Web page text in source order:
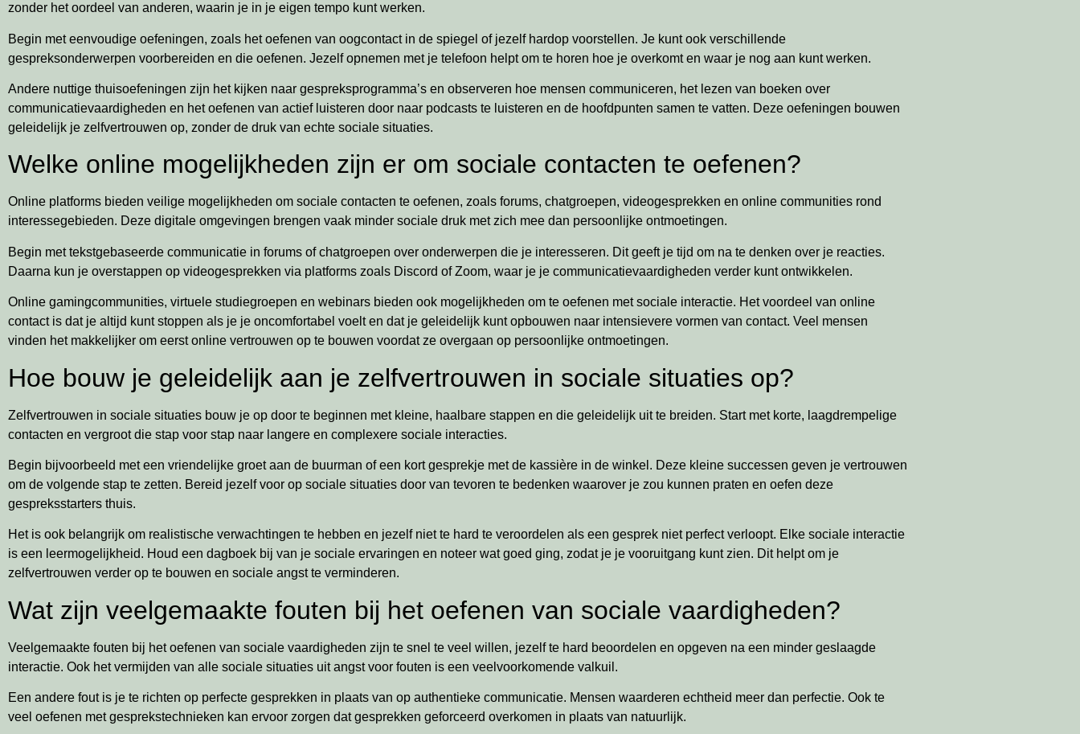
zonder het oordeel van anderen, waarin je in je eigen tempo kunt werken.
Begin met eenvoudige oefeningen, zoals het oefenen van oogcontact in de spiegel of jezelf hardop voorstellen. Je kunt ook verschillende
gespreksonderwerpen voorbereiden en die oefenen. Jezelf opnemen met je telefoon helpt om te horen hoe je overkomt en waar je nog aan kunt werken.
Andere nuttige thuisoefeningen zijn het kijken naar gespreksprogramma’s en observeren hoe mensen communiceren, het lezen van boeken over
communicatievaardigheden en het oefenen van actief luisteren door naar podcasts te luisteren en de hoofdpunten samen te vatten. Deze oefeningen bouwen
geleidelijk je zelfvertrouwen op, zonder de druk van echte sociale situaties.
Welke online mogelijkheden zijn er om sociale contacten te oefenen?
Online platforms bieden veilige mogelijkheden om sociale contacten te oefenen, zoals forums, chatgroepen, videogesprekken en online communities rond
interessegebieden. Deze digitale omgevingen brengen vaak minder sociale druk met zich mee dan persoonlijke ontmoetingen.
Begin met tekstgebaseerde communicatie in forums of chatgroepen over onderwerpen die je interesseren. Dit geeft je tijd om na te denken over je reacties.
Daarna kun je overstappen op videogesprekken via platforms zoals Discord of Zoom, waar je je communicatievaardigheden verder kunt ontwikkelen.
Online gamingcommunities, virtuele studiegroepen en webinars bieden ook mogelijkheden om te oefenen met sociale interactie. Het voordeel van online
contact is dat je altijd kunt stoppen als je je oncomfortabel voelt en dat je geleidelijk kunt opbouwen naar intensievere vormen van contact. Veel mensen
vinden het makkelijker om eerst online vertrouwen op te bouwen voordat ze overgaan op persoonlijke ontmoetingen.
Hoe bouw je geleidelijk aan je zelfvertrouwen in sociale situaties op?
Zelfvertrouwen in sociale situaties bouw je op door te beginnen met kleine, haalbare stappen en die geleidelijk uit te breiden. Start met korte, laagdrempelige
contacten en vergroot die stap voor stap naar langere en complexere sociale interacties.
Begin bijvoorbeeld met een vriendelijke groet aan de buurman of een kort gesprekje met de kassière in de winkel. Deze kleine successen geven je vertrouwen
om de volgende stap te zetten. Bereid jezelf voor op sociale situaties door van tevoren te bedenken waarover je zou kunnen praten en oefen deze
gespreksstarters thuis.
Het is ook belangrijk om realistische verwachtingen te hebben en jezelf niet te hard te veroordelen als een gesprek niet perfect verloopt. Elke sociale interactie
is een leermogelijkheid. Houd een dagboek bij van je sociale ervaringen en noteer wat goed ging, zodat je je vooruitgang kunt zien. Dit helpt om je
zelfvertrouwen verder op te bouwen en sociale angst te verminderen.
Wat zijn veelgemaakte fouten bij het oefenen van sociale vaardigheden?
Veelgemaakte fouten bij het oefenen van sociale vaardigheden zijn te snel te veel willen, jezelf te hard beoordelen en opgeven na een minder geslaagde
interactie. Ook het vermijden van alle sociale situaties uit angst voor fouten is een veelvoorkomende valkuil.
Een andere fout is je te richten op perfecte gesprekken in plaats van op authentieke communicatie. Mensen waarderen echtheid meer dan perfectie. Ook te
veel oefenen met gesprekstechnieken kan ervoor zorgen dat gesprekken geforceerd overkomen in plaats van natuurlijk.